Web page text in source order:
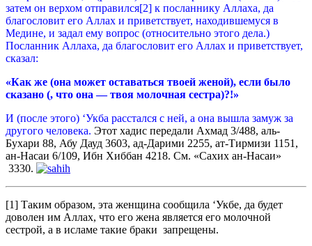
затем он верхом отправился[2] к посланнику Аллаха, да
благословит его Аллах и приветствует, находившемуся в
Медине, и задал ему вопрос (относительно этого дела.)
Посланник Аллаха, да благословит его Аллах и приветствует,
сказал:
«Как же (она может оставаться твоей женой), если было
сказано (, что она — твоя молочная сестра)?!»
И (после этого) ‘Укба расстался с ней, а она вышла замуж за
другого человека. Этот хадис передали Ахмад 3/488, аль-
Бухари 88, Абу Дауд 3603, ад-Дарими 2255, ат-Тирмизи 1151,
ан-Насаи 6/109, Ибн Хиббан 4218. См. «Сахих ан-Насаи»
3330.
[1] Таким образом, эта женщина сообщила ‘Укбе, да будет
доволен им Аллах, что его жена является его молочной
сестрой, а в исламе такие браки запрещены.